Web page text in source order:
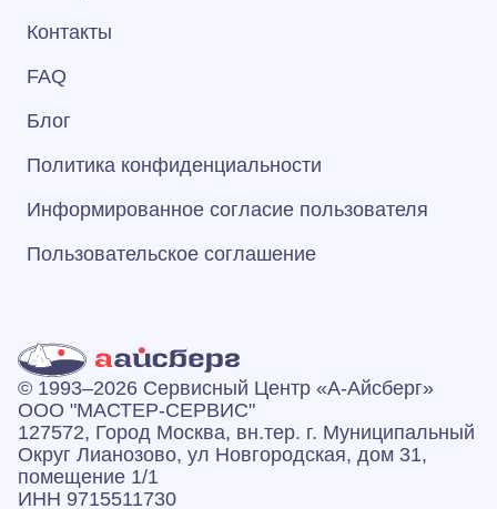
Контакты
FAQ
Блог
Политика конфиденциальности
Информированное согласие пользователя
Пользовательское соглашение
© 1993–2026 Сервисный Центр «А‑Айсберг»
ООО "МАСТЕР-СЕРВИС"
127572, Город Москва, вн.тер. г. Муниципальный
Округ Лианозово, ул Новгородская, дом 31,
помещение 1/1
ИНН 9715511730